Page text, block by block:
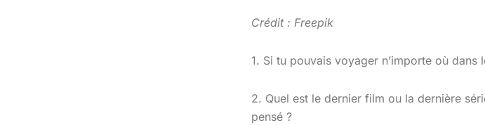
Crédit : Freepik
1. Si tu pouvais voyager n’importe où
2. Quel est le dernier film ou la dernière
pensé ?